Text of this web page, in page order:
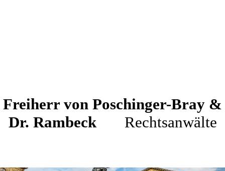
Freiherr von Poschinger-Bray &
Dr. RambeckRechtsanwälte